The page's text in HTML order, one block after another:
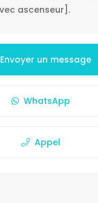
Envoyer un message
WhatsApp
Appel